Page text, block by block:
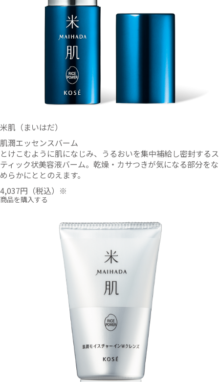
米肌（まいはだ）
肌潤エッセンスバーム
とけこむように肌になじみ、うるおいを集中補給し密封するス
ティック状美容液バーム。乾燥・カサつきが気になる部分をな
めらかにととのえます。
4,037円 （税込）※
商品を購入する